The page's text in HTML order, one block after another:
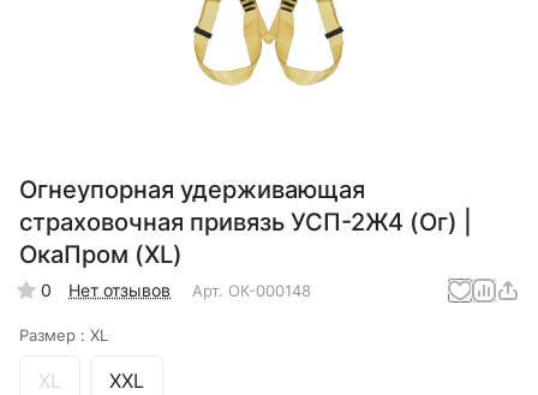
Огнеупорная удерживающая
страховочная привязь УСП-2Ж4 (Ог) |
ОкаПром (XL)
0 Нет отзывов Арт. ОК-000148
Размер : XL
XL XXL